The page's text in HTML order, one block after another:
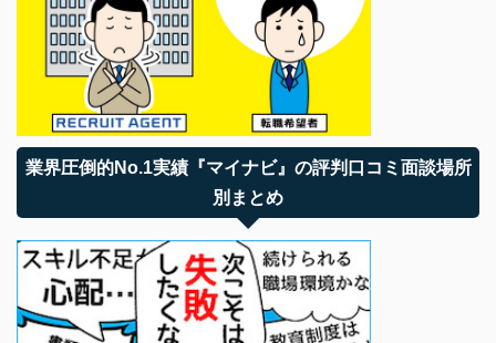
業界圧倒的No.1実績『マイナビ』の評判口コミ面談場所
別まとめ